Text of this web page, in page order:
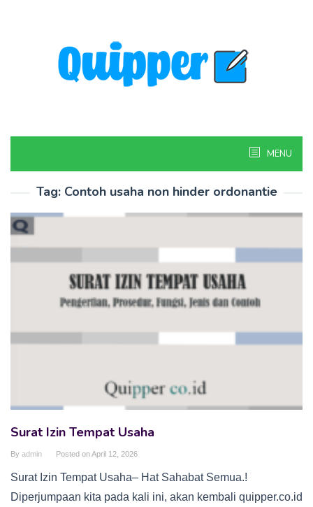
MENU
Tag: Contoh usaha non hinder ordonantie
Surat Izin Tempat Usaha
By admin Posted onApril 12, 2026
Surat Izin Tempat Usaha– Hat Sahabat Semua.!
Diperjumpaan kita pada kali ini, akan kembali quipper.co.id